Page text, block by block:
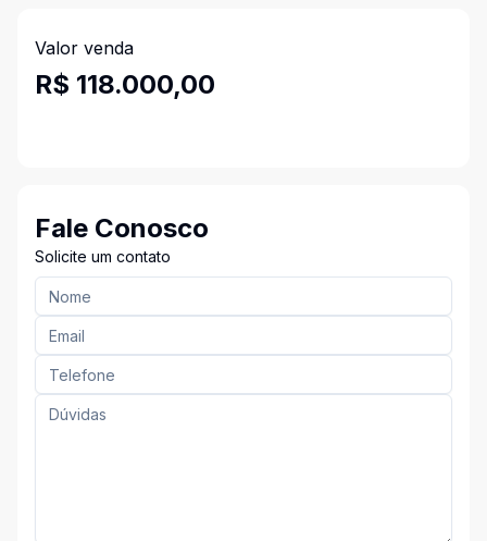
Valor venda
R$ 118.000,00
Fale Conosco
Solicite um contato